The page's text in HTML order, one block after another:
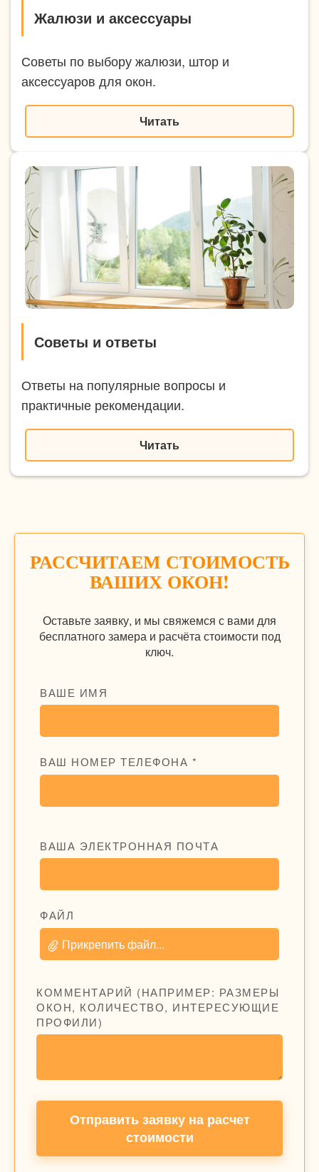
Жалюзи и аксессуары
Советы по выбору жалюзи, штор и
аксессуаров для окон.
Читать
Советы и ответы
Ответы на популярные вопросы и
практичные рекомендации.
Читать
РАССЧИТАЕМ СТОИМОСТЬ
ВАШИХ ОКОН!
Оставьте заявку, и мы свяжемся с вами для
бесплатного замера и расчёта стоимости под
ключ.
ВАШЕ ИМЯ
ВАШ НОМЕР ТЕЛЕФОНА *
ВАША ЭЛЕКТРОННАЯ ПОЧТА
ФАЙЛ
Прикрепить файл...
КОММЕНТАРИЙ (НАПРИМЕР: РАЗМЕРЫ
ОКОН, КОЛИЧЕСТВО, ИНТЕРЕСУЮЩИЕ
ПРОФИЛИ)
Отправить заявку на расчет
стоимости